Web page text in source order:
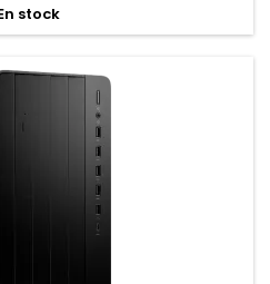
stock